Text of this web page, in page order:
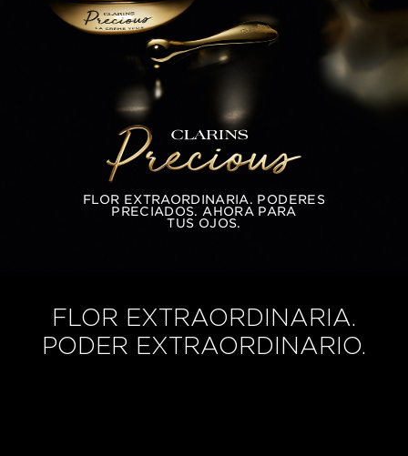
FLOR EXTRAORDINARIA. PODERES
PRECIADOS. AHORA PARA
TUS OJOS.
FLOR EXTRAORDINARIA.
PODER EXTRAORDINARIO.